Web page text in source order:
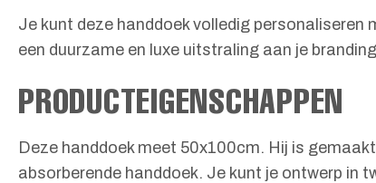
Je kunt deze handdoek volledig
een duurzame en luxe uitstraling aan je
PRODUCTEIGENSCHAPPEN
Deze handdoek meet 50x100cm. Hij is
absorberende handdoek. Je kunt je ontwerp in